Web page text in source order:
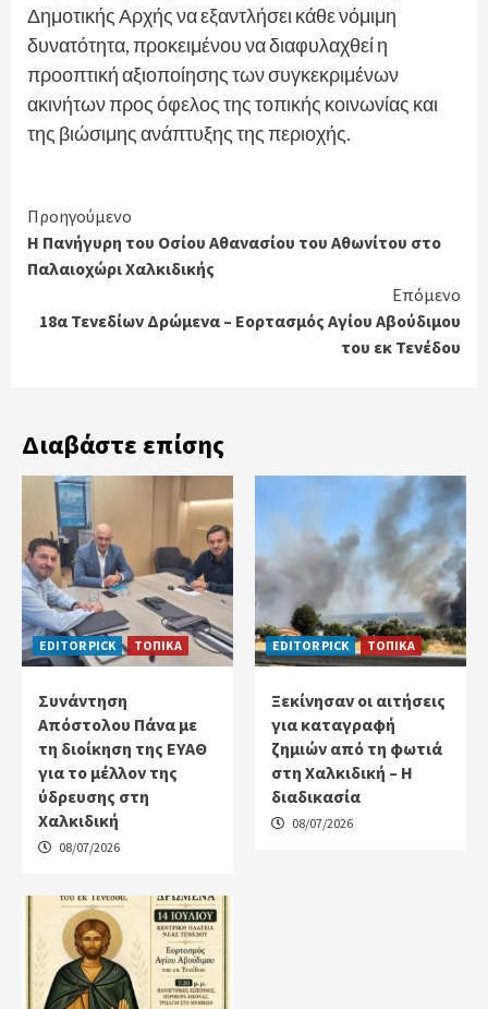
Δημοτικής Αρχής να εξαντλήσει κάθε νόμιμη
δυνατότητα, προκειμένου να διαφυλαχθεί η
προοπτική αξιοποίησης των συγκεκριμένων
ακινήτων προς όφελος της τοπικής κοινωνίας και
της βιώσιμης ανάπτυξης της περιοχής.
Continue
Reading
Προηγούμενο
Η Πανήγυρη του Οσίου Αθανασίου του Αθωνίτου στο
Παλαιοχώρι Χαλκιδικής
Επόμενο
18α Τενεδίων Δρώμενα – Εορτασμός Αγίου Αβούδιμου
του εκ Τενέδου
Διαβάστε επίσης
EDITOR PICK ΤΟΠΙΚΑ
Συνάντηση
Απόστολου Πάνα με
τη διοίκηση της ΕΥΑΘ
για το μέλλον της
ύδρευσης στη
Χαλκιδική
08/07/2026
EDITOR PICK ΤΟΠΙΚΑ
Ξεκίνησαν οι αιτήσεις
για καταγραφή
ζημιών από τη φωτιά
στη Χαλκιδική – Η
διαδικασία
08/07/2026